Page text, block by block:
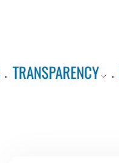
TRANSPARENCY